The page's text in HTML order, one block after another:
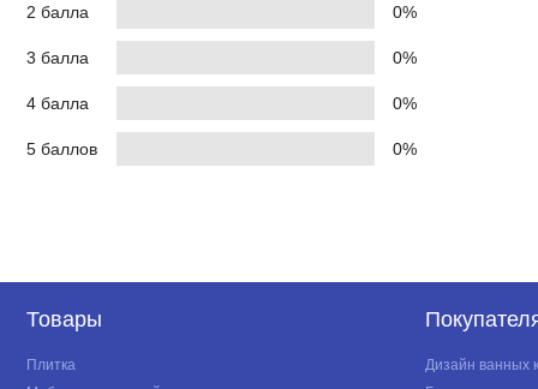
2 балла 0%
3 балла 0%
4 балла 0%
5 баллов 0%
Товары
Плитка
Дизайн ванных